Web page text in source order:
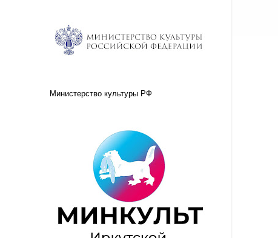
Министерство культуры РФ